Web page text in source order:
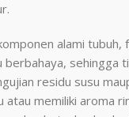
alami tubuh,
berbahaya, sehingga
residu susu
atau memiliki aroma